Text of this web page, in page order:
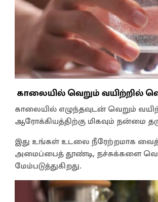
காலையில் வெறும் வயிற்றில்
காலையில் எழுந்தவுடன் வெறும்
ஆரோக்கியத்திற்கு மிகவும் நன்மை
இது உங்கள் உடலை நீரேற்றமாக
அமைப்பைத் தூண்டி, நச்சுக்களை
மேம்படுத்துகிறது.